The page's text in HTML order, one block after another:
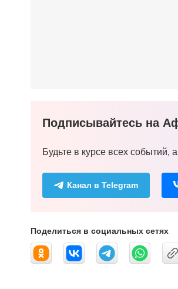
Подписывайтесь на
Будьте в курсе всех событий,
Канал в Telegram
Поделиться в социальных сетях